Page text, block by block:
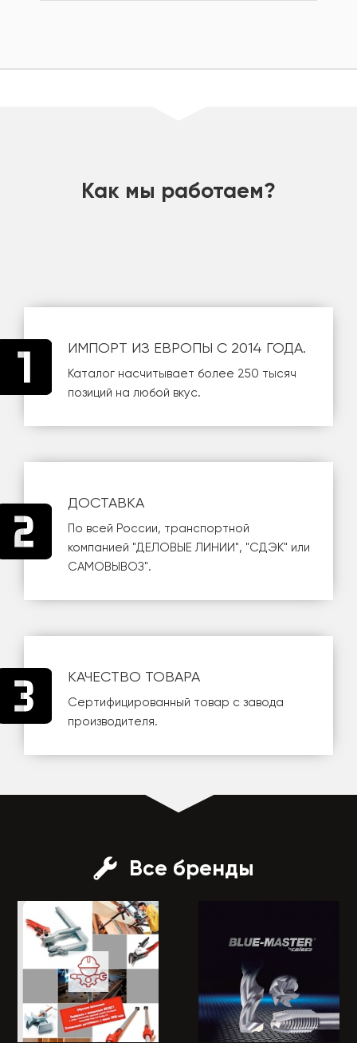
Как мы работаем?
ИМПОРТ ИЗ ЕВРОПЫ С 2014 ГОДА.
Каталог насчитывает более 250 тысяч
позиций на любой вкус.
ДОСТАВКА
По всей России, транспортной
компанией "ДЕЛОВЫЕ ЛИНИИ", "СДЭК" или
САМОВЫВОЗ".
КАЧЕСТВО ТОВАРА
Сертифицированный товар с завода
производителя.
Все бренды